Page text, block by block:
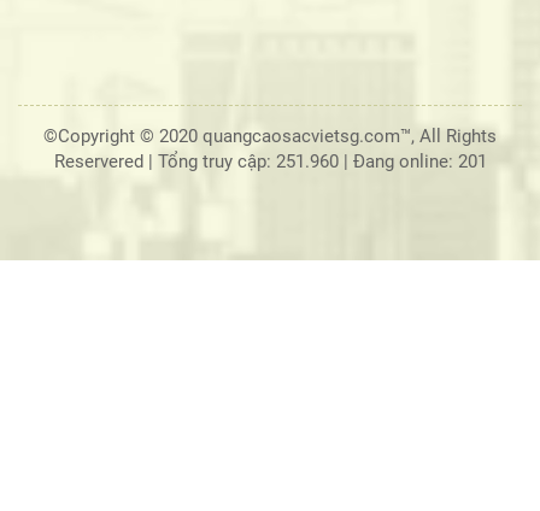
©Copyright © 2020 quangcaosacvietsg.com™, All Rights
Reservered | Tổng truy cập: 251.960| Đang online: 201